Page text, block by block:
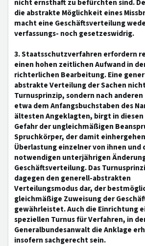
nicht ernsthaft zu befürchten sind.
die abstrakte Möglichkeit eines
macht eine Geschäftsverteilung
verfassungs- noch gesetzeswidrig.
3. Staatsschutzverfahren erfordern
einen hohen zeitlichen Aufwand in
richterlichen Bearbeitung. Eine
abstrakte Verteilung der Sachen
Turnusprinzip, sondern nach
etwa dem Anfangsbuchstaben des
ältesten Angeklagten, birgt in diesen
Gefahr der ungleichmäßigen
Spruchkörper, der damit
Überlastung einzelner von ihnen und
notwendigen unterjährigen
Geschäftsverteilung. Das
dagegen den generell-abstrakten
Verteilungsmodus dar, der
gleichmäßige Zuweisung der
gewährleistet. Auch die Einrichtung
speziellen Turnus für Verfahren, in
Generalbundesanwalt die Anklage
insofern sachgerecht sein.